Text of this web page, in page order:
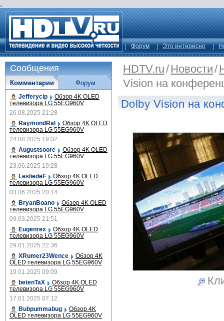
.
Форум Это интересно
HDTV.ru/Новости/
Vision на
Dolby Vision на
Сообщения
Комментарии
Jefferycip Обзор 4K OLED
телевизора LG 55EG960V
26.08.2025 21:28
RaymondRal
Обзор 4K OLED
телевизора LG 55EG960V
24.08.2025 19:02
Augustsoore
Обзор 4K OLED
телевизора LG 55EG960V
23.06.2025 19:28
LesliedeF
Обзор 4K OLED
телевизора LG 55EG960V
03.06.2025 20:14
BryanBoano
Обзор 4K OLED
телевизора LG 55EG960V
09.03.2025 21:51
Eugenrex
Обзор 4K OLED
телевизора LG 55EG960V
29.01.2025 22:36
XRumer23Wence
Обзор 4K
OLED телевизора LG 55EG960V
19.01.2025 09:09
betenTaX
Обзор 4K OLED
телевизора LG 55EG960V
17.01.2025 07:12
Bubpummabug
Обзор 4K
OLED телевизора LG 55EG960V
Форум